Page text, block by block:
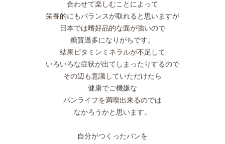
合わせて楽しむことによって
栄養的にもバランスが取れると思いますが
日本では嗜好品的な面が強いので
糖質過多になりがちです。
結果ビタミンミネラルが不足して
いろいろな症状が出てしまったりするので
その辺も意識していただけたら
健康でご機嫌な
パンライフを満喫出来るのでは
なかろうかと思います。
自分がつくったパンを